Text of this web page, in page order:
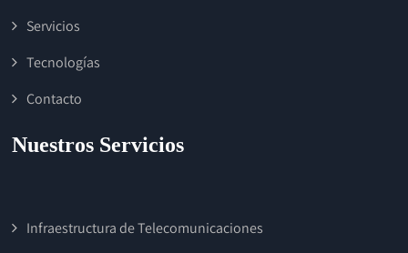
Servicios
Tecnologías
Contacto
Nuestros Servicios
Infraestructura de Telecomunicaciones